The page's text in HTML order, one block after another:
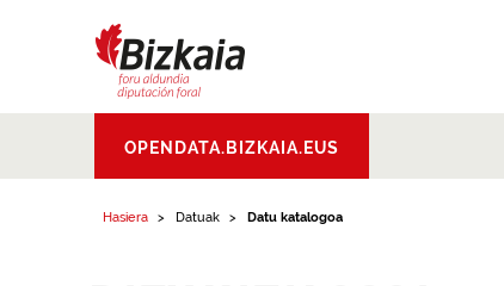
Aldundia.Diputacion
Foral de Bizkaia
OPENDATA.BIZKAIA.EUS
Hasiera Datuak Datu katalogoa